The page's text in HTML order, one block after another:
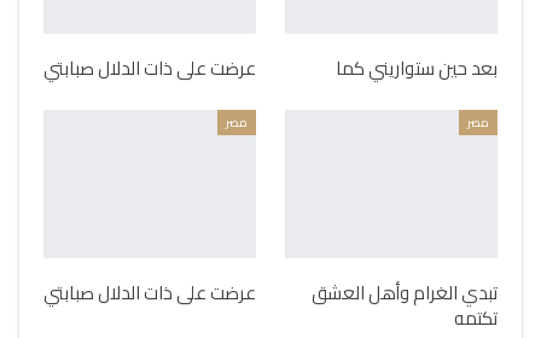
بعد حين ستواريني كما عرضت على ذات الدلال صبابتي
مصر
تبدي الغرام وأهل العشق
تكتمه
مصر
عرضت على ذات الدلال صبابتي